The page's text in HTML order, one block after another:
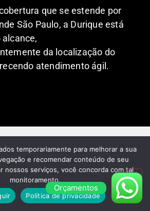
que se estende por
São Paulo, a Durique está
da localização do
atendimento ágil.
POSITIVOS DE NOSSOS
CLIENTES
dos nossos
Orçamentos
temporariamente para melhorar a sua
e recomendar conteúdo de seu
nossos serviços, você concorda com tal
monitoramento.
Política de privacidade